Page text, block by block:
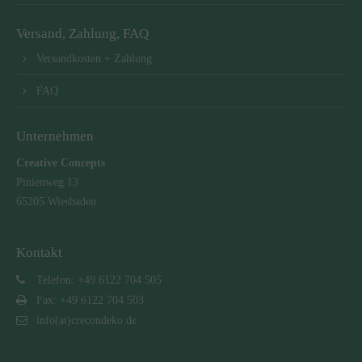
Versand, Zahlung, FAQ
Versandkosten + Zahlung
FAQ
Unternehmen
Creative Concepts
Pinienweg 13
65205 Wiesbaden
Kontakt
Telefon: +49 6122 704 505
Fax: +49 6122 704 503
info(at)crecondeko.de